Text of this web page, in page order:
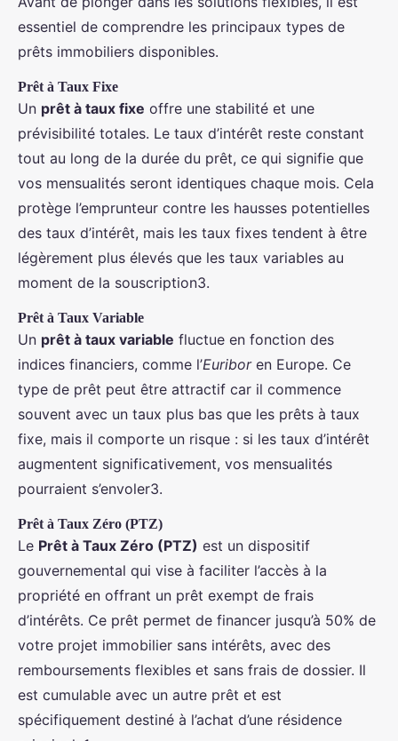
essentiel de comprendre les principaux types de
prêts immobiliers disponibles.
Prêt à Taux Fixe
Un prêt à taux fixe offre une stabilité et une
prévisibilité totales. Le taux d’intérêt reste constant
tout au long de la durée du prêt, ce qui signifie que
vos mensualités seront identiques chaque mois. Cela
protège l’emprunteur contre les hausses potentielles
des taux d’intérêt, mais les taux fixes tendent à être
légèrement plus élevés que les taux variables au
moment de la souscription3.
Prêt à Taux Variable
Un prêt à taux variable fluctue en fonction des
indices financiers, comme l’Euriboren Europe. Ce
type de prêt peut être attractif car il commence
souvent avec un taux plus bas que les prêts à taux
fixe, mais il comporte un risque : si les taux d’intérêt
augmentent significativement, vos mensualités
pourraient s’envoler3.
Prêt à Taux Zéro (PTZ)
Le Prêt à Taux Zéro (PTZ) est un dispositif
gouvernemental qui vise à faciliter l’accès à la
propriété en offrant un prêt exempt de frais
d’intérêts. Ce prêt permet de financer jusqu’à 50% de
votre projet immobilier sans intérêts, avec des
remboursements flexibles et sans frais de dossier. Il
est cumulable avec un autre prêt et est
spécifiquement destiné à l’achat d’une résidence